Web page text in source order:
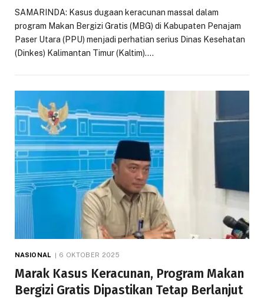
SAMARINDA: Kasus dugaan keracunan massal dalam
program Makan Bergizi Gratis (MBG) di Kabupaten Penajam
Paser Utara (PPU) menjadi perhatian serius Dinas Kesehatan
(Dinkes) Kalimantan Timur (Kaltim).…
NASIONAL 6 OKTOBER 2025
Marak Kasus Keracunan, Program Makan
Bergizi Gratis Dipastikan Tetap Berlanjut